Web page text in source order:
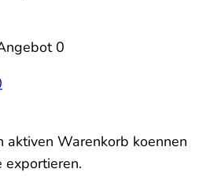
0
aktiven Warenkorb koennen
exportieren.